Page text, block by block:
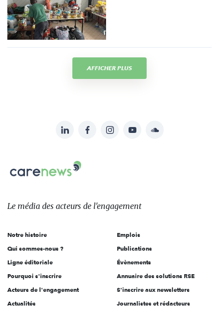
AFFICHER PLUS
sur:
LinkedInFacebookInstagramYouTubeSoundcloud
Carenews,
Le
des
l'engagement
Le média des acteurs de l'engagement
Notre histoire
Qui sommes-nous ?
Ligne éditoriale
Pourquoi s'inscrire
Acteurs de l'engagement
Actualités
Emplois
Publications
Évènements
Annuaire des solutions RSE
S'inscrire aux newsletters
Journalistes et rédacteurs